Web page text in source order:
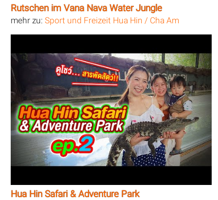
Rutschen im Vana Nava Water Jungle
mehr zu:Sport und Freizeit Hua Hin / Cha Am
Hua Hin Safari & Adventure Park